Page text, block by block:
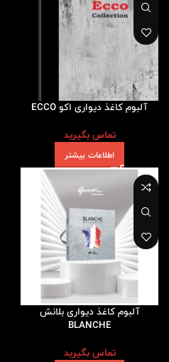
آلبوم کاغذ دیواری اکو ECCO
تماس بگیرید
اطلاعات بیشتر
آلبوم کاغذ دیواری بلانش
BLANCHE
تماس بگیرید